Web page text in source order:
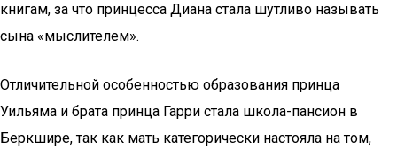
книгам, за что принцесса Диана стала шутливо называть
сына «мыслителем».
Отличительной особенностью образования принца
Уильяма и брата принца Гарри стала школа-пансион в
Беркшире, так как мать категорически настояла на том,